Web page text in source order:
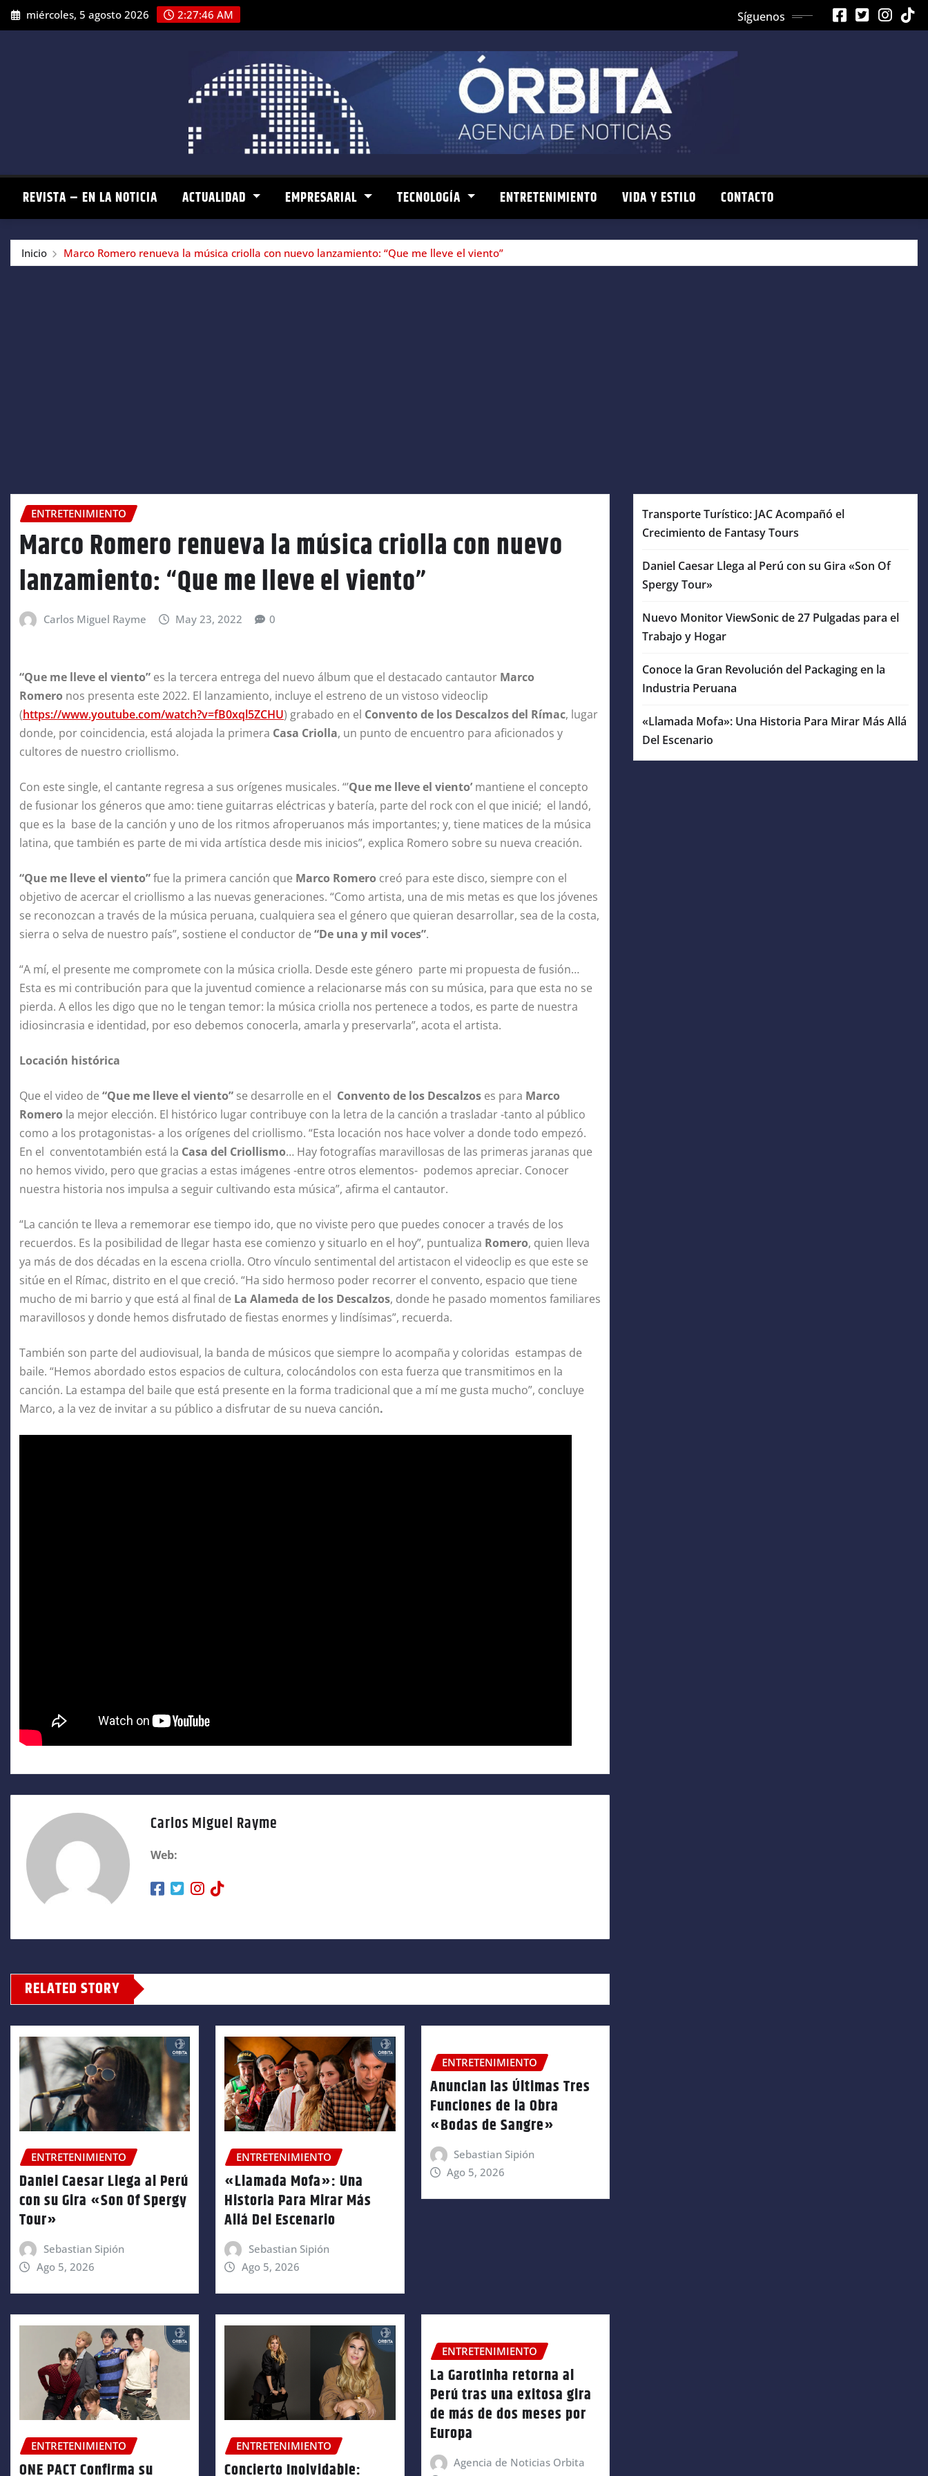
Saltar
al
miércoles, 5 agosto 2026 2:27:47 AM Síguenos
REVISTA – EN LA NOTICIA ACTUALIDAD EMPRESARIAL TECNOLOGÍA ENTRETENIMIENTO VIDA Y ESTILO CONTACTO
Inicio Marco Romero renueva la música criolla con nuevo lanzamiento: “Que me lleve el viento”
ENTRETENIMIENTO
Marco Romero renueva la música criolla con nuevo
lanzamiento: “Que me lleve el viento”
Carlos Miguel Rayme May 23, 2022 0
“Que me lleve el viento” es la tercera entrega del nuevo álbum que el destacado cantautor Marco
Romero nos presenta este 2022. El lanzamiento, incluye el estreno de un vistoso videoclip
(https://www.youtube.com/watch?v=fB0xql5ZCHU) grabado en el Convento de los Descalzos del Rímac, lugar
donde, por coincidencia, está alojada la primera Casa Criolla, un punto de encuentro para aficionados y
cultores de nuestro criollismo.
Con este single, el cantante regresa a sus orígenes musicales. “’Que me lleve el viento’mantiene el concepto
de fusionar los géneros que amo: tiene guitarras eléctricas y batería, parte del rock con el que inicié; el landó,
que es la base de la canción y uno de los ritmos afroperuanos más importantes; y, tiene matices de la música
latina, que también es parte de mi vida artística desde mis inicios”, explica Romero sobre su nueva creación.
“Que me lleve el viento”fue la primera canción que Marco Romero creó para este disco, siempre con el
objetivo de acercar el criollismo a las nuevas generaciones. “Como artista, una de mis metas es que los jóvenes
se reconozcan a través de la música peruana, cualquiera sea el género que quieran desarrollar, sea de la costa,
sierra o selva de nuestro país”, sostiene el conductor de “De una y mil voces”.
“A mí, el presente me compromete con la música criolla. Desde este género parte mi propuesta de fusión…
Esta es mi contribución para que la juventud comience a relacionarse más con su música, para que esta no se
pierda. A ellos les digo que no le tengan temor: la música criolla nos pertenece a todos, es parte de nuestra
idiosincrasia e identidad, por eso debemos conocerla, amarla y preservarla”, acota el artista.
Locación histórica
Que el video de “Que me lleve el viento” se desarrolle en el Convento de los Descalzos es para Marco
Romero la mejor elección. El histórico lugar contribuye con la letra de la canción a trasladar -tanto al público
como a los protagonistas- a los orígenes del criollismo. “Esta locación nos hace volver a donde todo empezó.
En el conventotambién está la Casa del Criollismo… Hay fotografías maravillosas de las primeras jaranas que
no hemos vivido, pero que gracias a estas imágenes -entre otros elementos- podemos apreciar. Conocer
nuestra historia nos impulsa a seguir cultivando esta música”, afirma el cantautor.
“La canción te lleva a rememorar ese tiempo ido, que no viviste pero que puedes conocer a través de los
recuerdos. Es la posibilidad de llegar hasta ese comienzo y situarlo en el hoy”, puntualiza Romero, quien lleva
ya más de dos décadas en la escena criolla. Otro vínculo sentimental del artistacon el videoclip es que este se
sitúe en el Rímac, distrito en el que creció. “Ha sido hermoso poder recorrer el convento, espacio que tiene
mucho de mi barrio y que está al final de La Alameda de los Descalzos, donde he pasado momentos familiares
maravillosos y donde hemos disfrutado de fiestas enormes y lindísimas”, recuerda.
También son parte del audiovisual, la banda de músicos que siempre lo acompaña y coloridas estampas de
baile. “Hemos abordado estos espacios de cultura, colocándolos con esta fuerza que transmitimos en la
canción. La estampa del baile que está presente en la forma tradicional que a mí me gusta mucho”, concluye
Marco, a la vez de invitar a su público a disfrutar de su nueva canción.
Carlos Miguel Rayme
Web:
RELATED STORY
ENTRETENIMIENTO
Daniel Caesar Llega al Perú
con su Gira «Son Of Spergy
Tour»
Sebastian Sipión
Ago 5, 2026
ENTRETENIMIENTO
«Llamada Mofa»: Una
Historia Para Mirar Más
Allá Del Escenario
Sebastian Sipión
Ago 5, 2026
ENTRETENIMIENTO
Anuncian las Últimas Tres
Funciones de la Obra
«Bodas de Sangre»
Sebastian Sipión
Ago 5, 2026
ENTRETENIMIENTO
ONE PACT Confirma su
ENTRETENIMIENTO
Concierto Inolvidable:
ENTRETENIMIENTO
La Garotinha retorna al
Perú tras una exitosa gira
de más de dos meses por
Europa
Agencia de Noticias Orbita
Transporte Turístico: JAC Acompañó el
Crecimiento de Fantasy Tours
Daniel Caesar Llega al Perú con su Gira «Son Of
Spergy Tour»
Nuevo Monitor ViewSonic de 27 Pulgadas para el
Trabajo y Hogar
Conoce la Gran Revolución del Packaging en la
Industria Peruana
«Llamada Mofa»: Una Historia Para Mirar Más Allá
Del Escenario